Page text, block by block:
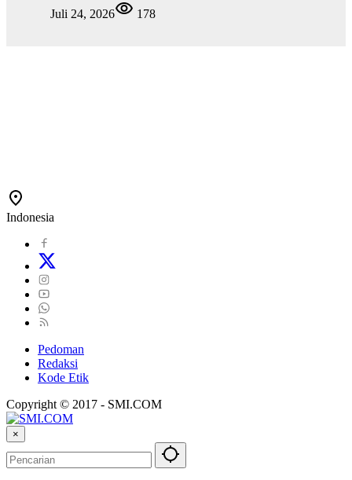
Juli 24, 2026
178
Indonesia
Pedoman
Redaksi
Kode Etik
Copyright © 2017 - SMI.COM
×